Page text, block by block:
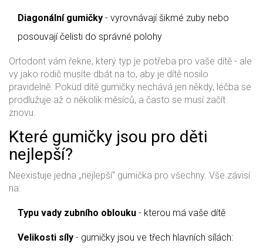
Diagonální gumičky - vyrovnávají šikmé zuby nebo
posouvají čelisti do správné polohy
Ortodont vám řekne, který typ je potřeba pro vaše dítě - ale
vy jako rodič musíte dbát na to, aby je dítě nosilo
pravidelně. Pokud dítě gumičky nechává jen někdy, léčba se
prodlužuje až o několik měsíců, a často se musí začít
znovu.
Které gumičky jsou pro děti
nejlepší?
Neexistuje jedna „nejlepší“ gumička pro všechny. Vše závisí
na:
Typu vady zubního oblouku - kterou má vaše dítě
Velikosti síly - gumičky jsou ve třech hlavních sílách: